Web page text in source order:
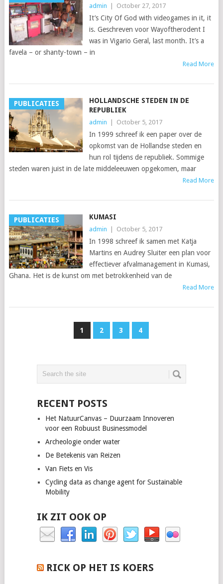
admin | October 27, 2017
It’s City Of God with videogames in it, it
is. Geschreven voor Wayoftherodent I
was in Vigario Geral, last month. It’s a
favela – or shanty-town – in
Read More
PUBLICATIES
HOLLANDSCHE STEDEN IN DE
REPUBLIEK
admin | October 5, 2017
In 1999 schreef ik een paper over de
opkomst van de Hollandse steden en
hun rol tijdens de republiek. Sommige
steden waren juist in de late middeleeuwen opgekomen, maar
Read More
PUBLICATIES KUMASI
admin | October 5, 2017
In 1998 schreef ik samen met Katja
Martins en Audrey Sluiter een plan voor
effectiever afvalmanagement in Kumasi,
Ghana. Het is de kunst om met betrokkenheid van de
Read More
1 2 3 4
RECENT POSTS
Het NatuurCanvas – Duurzaam Innoveren
voor een Robuust Businessmodel
Archeologie onder water
De Betekenis van Reizen
Van Fiets en Vis
Cycling data as change agent for Sustainable
Mobility
IK ZIT OOK OP
RICK OP HET IS KOERS